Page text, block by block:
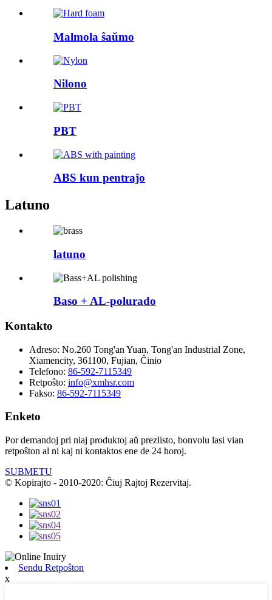
Malmola ŝaŭmo
Nilono
PBT
ABS kun pentraĵo
Latuno
latuno
Baso + AL-polurado
Kontakto
Adreso: No.260 Tong'an Yuan, Tong'an Industrial Zone,
Xiamencity, 361100, Fujian, Ĉinio
Telefono: 86-592-7115349
Retpoŝto: info@xmhsr.com
Fakso: 86-592-7115349
Enketo
Por demandoj pri niaj produktoj aŭ prezlisto, bonvolu lasi vian
retpoŝton al ni kaj ni kontaktos ene de 24 horoj.
SUBMETU
© Kopirajto - 2010-2020: Ĉiuj Rajtoj Rezervitaj.
Sendu Retpoŝton
x